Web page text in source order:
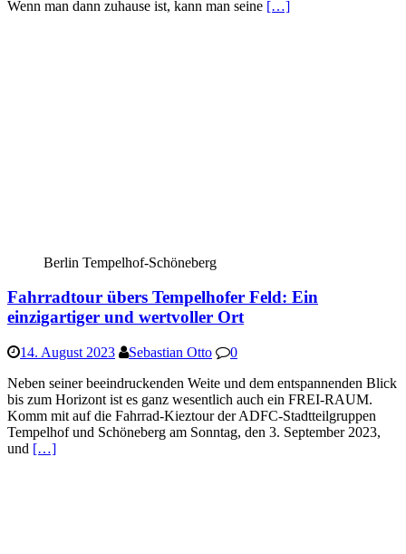
Wenn man dann zuhause ist, kann man seine […]
Berlin Tempelhof-Schöneberg
Fahrradtour übers Tempelhofer Feld: Ein
einzigartiger und wertvoller Ort
14. August 2023 Sebastian Otto
0
Neben seiner beeindruckenden Weite und dem entspannenden Blick
bis zum Horizont ist es ganz wesentlich auch ein FREI-RAUM.
Komm mit auf die Fahrrad-Kieztour der ADFC-Stadtteilgruppen
Tempelhof und Schöneberg am Sonntag, den 3. September 2023,
und […]